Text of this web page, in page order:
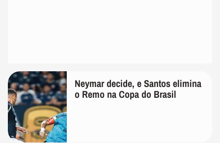
Neymar decide, e Santos elimina
o Remo na Copa do Brasil